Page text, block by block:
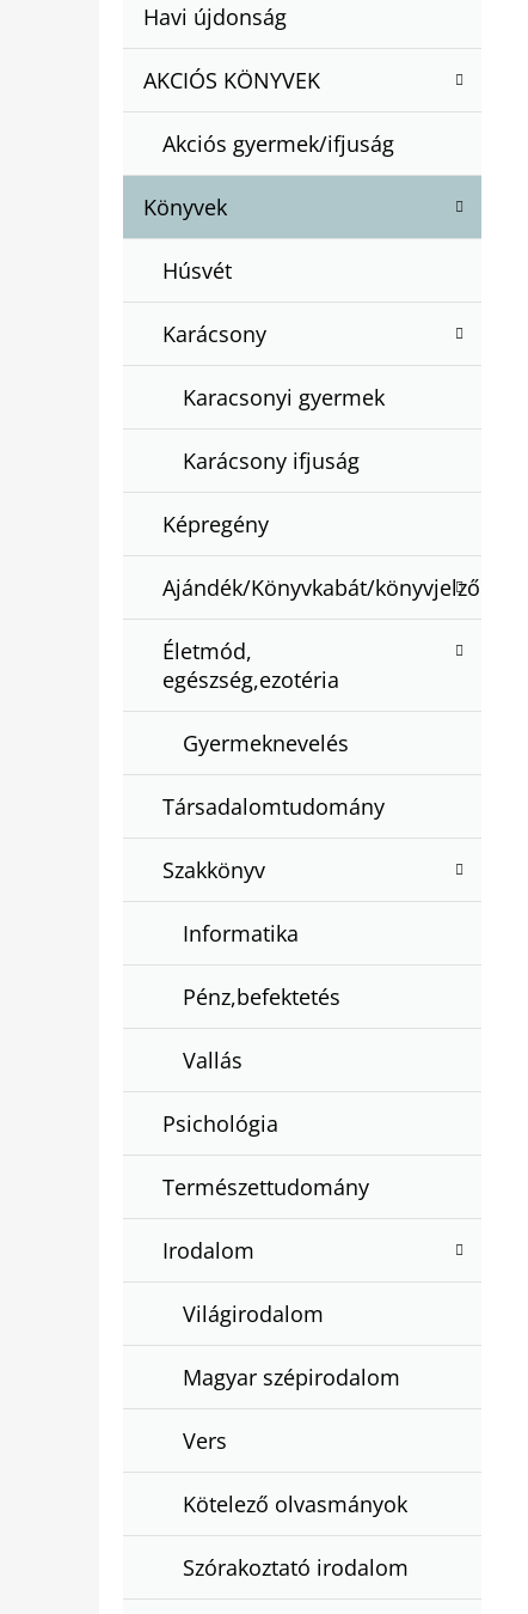
Nátugrása
T
G
R
Á
Havi újdonság
AKCIÓS KÖNYVEK
Akciós gyermek/ifjuság
Könyvek
Húsvét
Karácsony
Karacsonyi gyermek
Karácsony ifjuság
Képregény
Ajándék/Könyvkabát/könyvjelző
Életmód,
egészség,ezotéria
Gyermeknevelés
Társadalomtudomány
Szakkönyv
Informatika
Pénz,befektetés
Vallás
Psichológia
Természettudomány
Irodalom
Világirodalom
Magyar szépirodalom
Vers
Kötelező olvasmányok
Szórakoztató irodalom
BARTOS ERIKA : BOGYÓ ÉS BABÓCA
€12,50